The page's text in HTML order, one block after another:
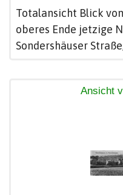
Totalansicht Blick
oberes Ende jetzige
Sondershäuser
Ansicht